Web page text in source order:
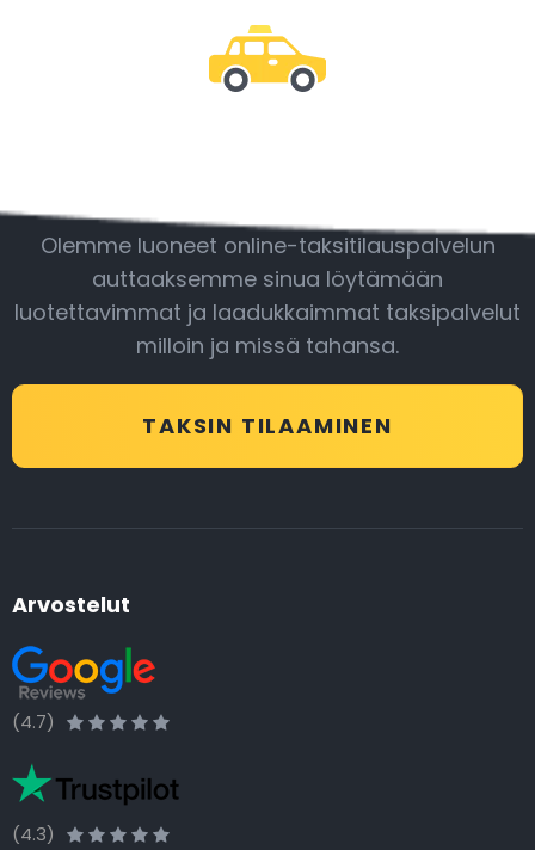
Olemme luoneet online-taksitilauspalvelun
auttaaksemme sinua löytämään
luotettavimmat ja laadukkaimmat taksipalvelut
milloin ja missä tahansa.
TAKSIN TILAAMINEN
Arvostelut
(4.7)
(4.3)